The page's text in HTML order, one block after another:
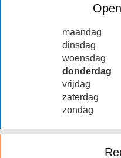
maandag
dinsdag
woensdag
donderdag
vrijdag
zaterdag
zondag